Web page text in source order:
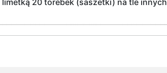
limetką 20 torebek (saszetki) na tle innych